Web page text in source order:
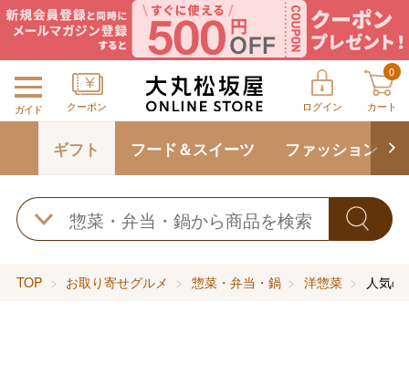
ガイド クーポン ログイン
0
カート
ギフト フード＆スイーツ ファッション
TOP お取り寄せグルメ 惣菜・弁当・鍋 洋惣菜 人気